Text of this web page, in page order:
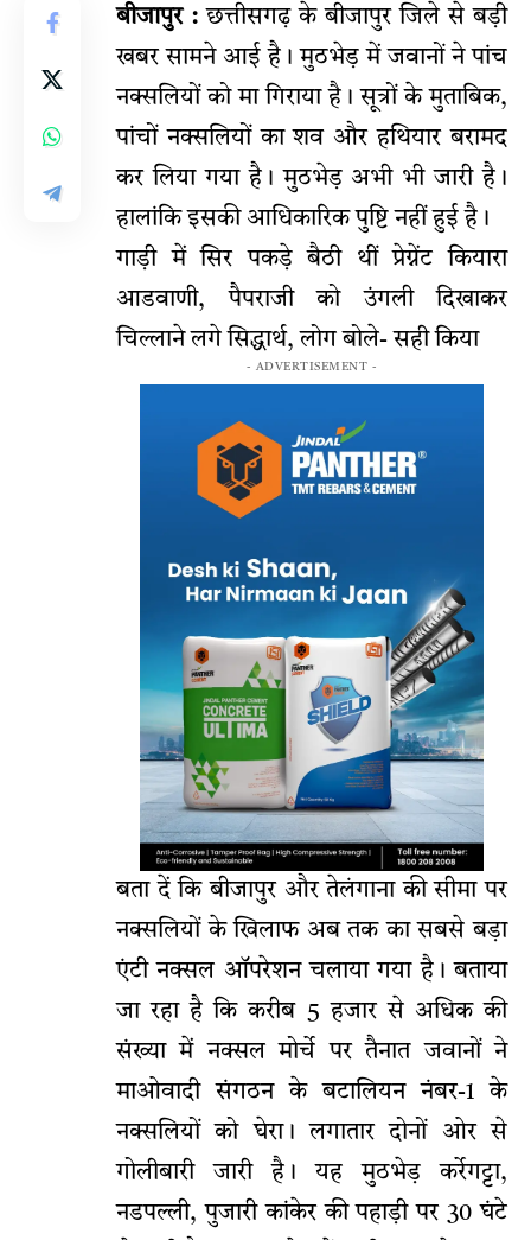
बीजापुर : छत्तीसगढ़ के बीजापुर जिले से बड़ी
खबर सामने आई है। मुठभेड़ में जवानों ने पांच
नक्सलियों को मा गिराया है। सूत्रों के मुताबिक,
पांचों नक्सलियों का शव और हथियार बरामद
कर लिया गया है। मुठभेड़ अभी भी जारी है।
हालांकि इसकी आधिकारिक पुष्टि नहीं हुई है।
गाड़ी में सिर पकड़े बैठी थीं प्रेग्नेंट कियारा
आडवाणी, पैपराजी को उंगली दिखाकर
चिल्लाने लगे सिद्धार्थ, लोग बोले- सही किया
- ADVERTISEMENT -
बता दें कि बीजापुर और तेलंगाना की सीमा पर
नक्सलियों के खिलाफ अब तक का सबसे बड़ा
एंटी नक्सल ऑपरेशन चलाया गया है। बताया
जा रहा है कि करीब 5 हजार से अधिक की
संख्या में नक्सल मोर्चे पर तैनात जवानों ने
माओवादी संगठन के बटालियन नंबर-1 के
नक्सलियों को घेरा। लगातार दोनों ओर से
गोलीबारी जारी है। यह मुठभेड़ कर्रेगट्टा,
नडपल्ली, पुजारी कांकेर की पहाड़ी पर 30 घंटे